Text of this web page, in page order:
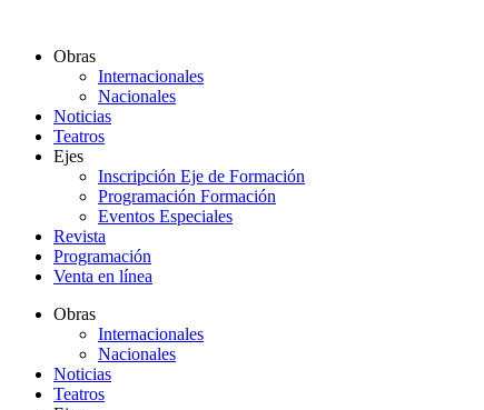
contenidoObras
Internacionales
Nacionales
Noticias
Teatros
Ejes
Inscripción Eje de Formación
Programación Formación
Eventos Especiales
Revista
Programación
Venta en línea
Obras
Internacionales
Nacionales
Noticias
Teatros